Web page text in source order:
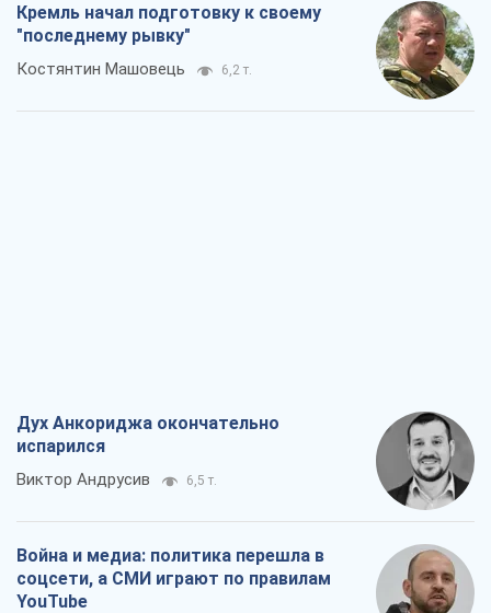
Кремль начал подготовку к своему
"последнему рывку"
Костянтин Машовець 6,2 т.
Дух Анкориджа окончательно
испарился
Виктор Андрусив 6,5 т.
Война и медиа: политика перешла в
соцсети, а СМИ играют по правилам
YouTube